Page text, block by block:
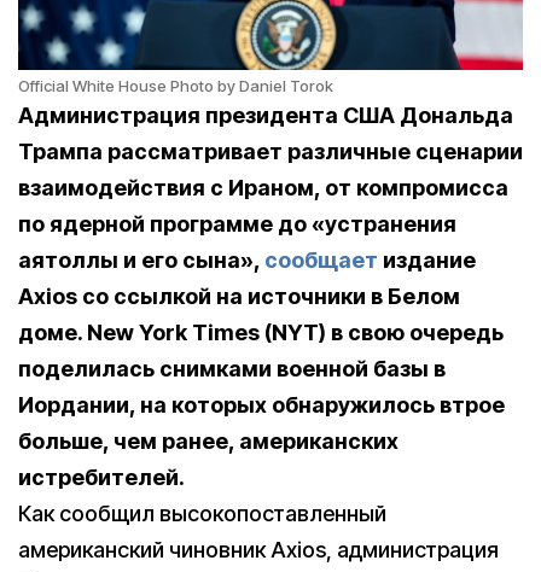
Official White House Photo by Daniel Torok
Администрация президента США Дональда
Трампа рассматривает различные сценарии
взаимодействия с Ираном, от компромисса
по ядерной программе до «устранения
аятоллы и его сына», сообщает издание
Axios со ссылкой на источники в Белом
доме. New York Times (NYT) в свою очередь
поделилась снимками военной базы в
Иордании, на которых обнаружилось втрое
больше, чем ранее, американских
истребителей.
Как сообщил высокопоставленный
американский чиновник Axios, администрация